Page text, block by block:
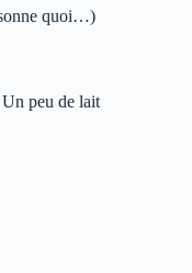
quoi…)
peu de lait